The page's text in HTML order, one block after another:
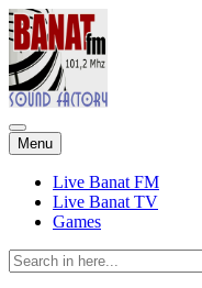
Menu Skip
to
content
Live Banat FM
Live Banat TV
Games
Search
for: